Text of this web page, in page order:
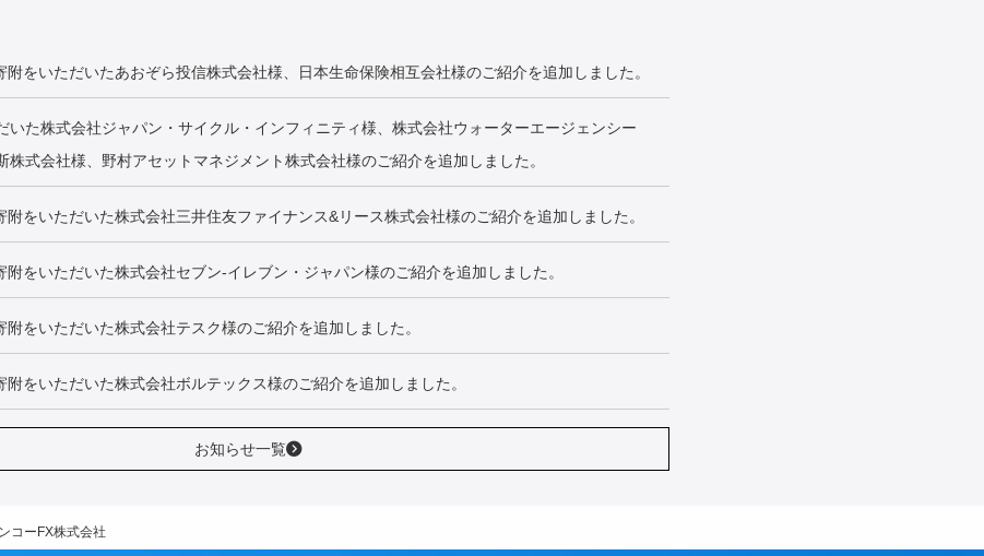
附をいただいたあおぞら投信株式会社様、日本生命保険相互会社様のご紹介を追加しました。
いた株式会社ジャパン・サイクル・インフィニティ様、株式会社ウォーターエージェンシー
株式会社様、野村アセットマネジメント株式会社様のご紹介を追加しました。
附をいただいた株式会社三井住友ファイナンス&リース株式会社様のご紹介を追加しました。
附をいただいた株式会社セブン‐イレブン・ジャパン様のご紹介を追加しました。
附をいただいた株式会社テスク様のご紹介を追加しました。
附をいただいた株式会社ボルテックス様のご紹介を追加しました。
お知らせ一覧
コーFX株式会社